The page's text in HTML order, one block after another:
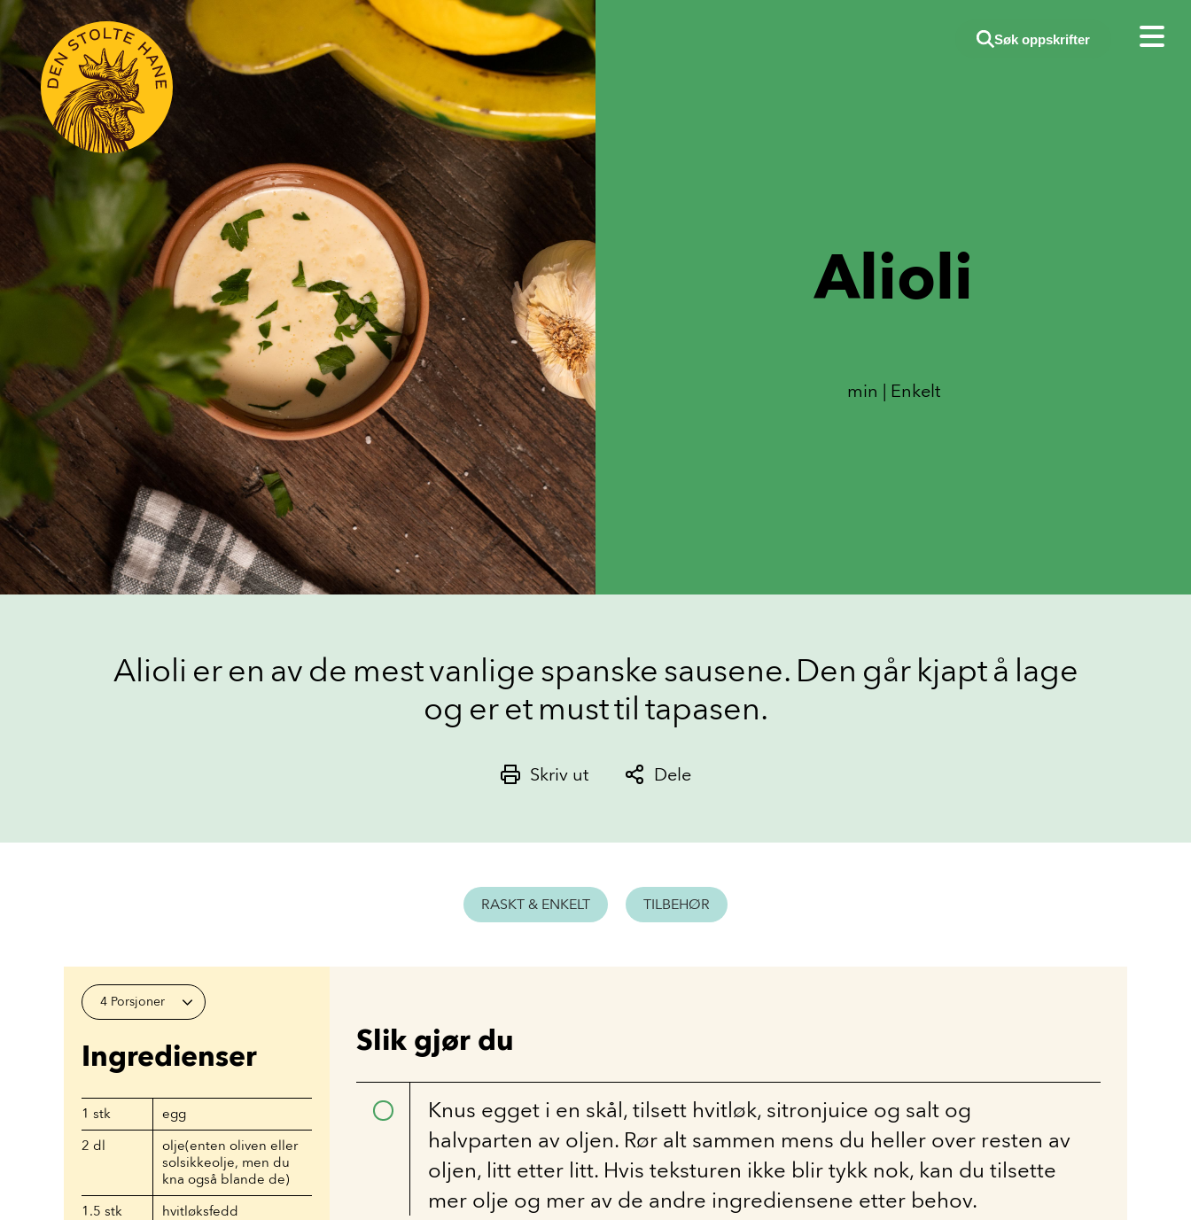
Søk oppskrifter
Alioli
min | Enkelt
Alioli er en av de mest vanlige spanske sausene. Den går kjapt å lage
og er et must til tapasen.
Skriv ut Dele
RASKT & ENKELT TILBEHØR
4 Porsjoner
Ingredienser
1 stk
egg
2 dl
olje(enten oliven eller
solsikkeolje, men du
kna også blande de)
1.5 stk
hvitløksfedd
Slik gjør du
Knus egget i en skål, tilsett hvitløk, sitronjuice og salt og
halvparten av oljen. Rør alt sammen mens du heller over resten av
oljen, litt etter litt. Hvis teksturen ikke blir tykk nok, kan du tilsette
mer olje og mer av de andre ingrediensene etter behov.